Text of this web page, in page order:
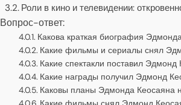
Роли в кино и телевидении:
Вопрос-ответ:
Какова краткая биография
Какие фильмы и сериалы снял
Какие спектакли поставил Эдмонд
Какие награды получил Эдмонд
Каковы планы Эдмонда Кеосаяна